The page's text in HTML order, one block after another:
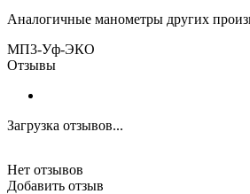
Аналогичные манометры других
МП3-Уф-ЭКО
Отзывы
Загрузка отзывов...
Нет отзывов
Добавить отзыв